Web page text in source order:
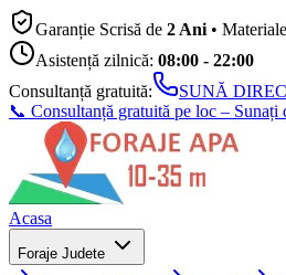
Garanție Scrisă de 2 Ani •
Asistență zilnică: 08:00 - 22:00
Consultanță gratuită:
SUNĂ
📞 Consultanță gratuită pe loc – Sunați
Acasa
Foraje Judete